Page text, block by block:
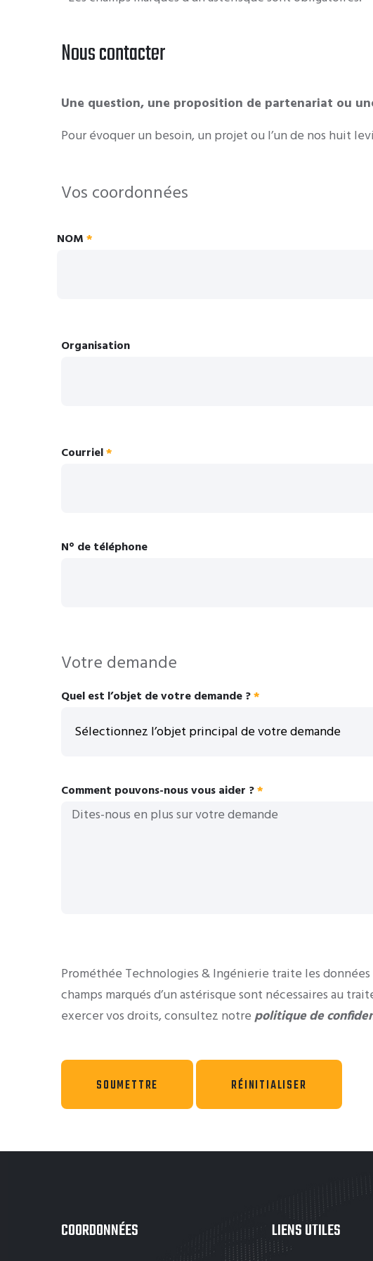
Nous contacter
Une question, une proposition de partenariat ou
Pour évoquer un besoin, un projet ou l’un de nos huit
Vos coordonnées
NOM
Organisation
Courriel
N° de téléphone
Votre demande
Quel est l’objet de votre demande ?
Comment pouvons-nous vous aider ?
Prométhée Technologies & Ingénierie traite les
champs marqués d’un astérisque sont nécessaires au
exercer vos droits, consultez notrepolitique de
COORDONNÉES LIENS UTILES